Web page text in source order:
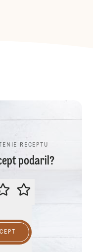
RECEPTU
podaril?
VÁS O OHODNOTENIE